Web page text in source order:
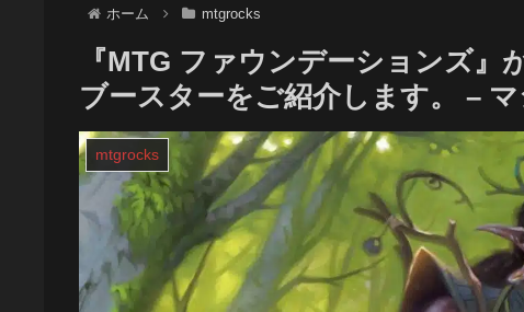
ホーム mtgrocks
『MTG ファウンデーションズ
ブースターをご紹介します。 –
mtgrocks